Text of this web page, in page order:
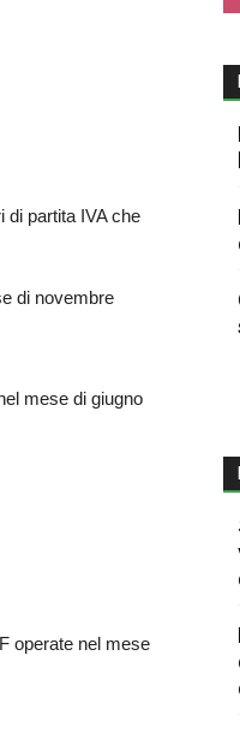
di partita IVA che
di novembre
mese di giugno
operate nel mese